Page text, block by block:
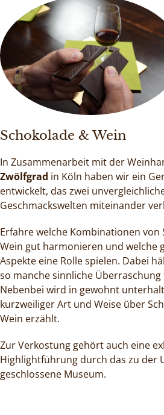
Schokolade & Wein
In Zusammenarbeit mit der
Zwölfgrad in Köln haben wir ein
entwickelt, das zwei
Geschmackswelten miteinander
Erfahre welche Kombinationen von
Wein gut harmonieren und welche
Aspekte eine Rolle spielen. Dabei
so manche sinnliche
Nebenbei wird in gewohnt
kurzweiliger Art und Weise über
Wein erzählt.
Zur Verkostung gehört auch eine
Highlightführung durch das zu der
geschlossene Museum.